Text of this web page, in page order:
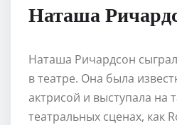
Наташа
Наташа Ричардсон
в театре. Она была
актрисой и выступала на
театральных сценах, как